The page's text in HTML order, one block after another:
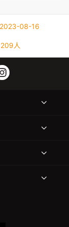
2023-08-16
209人